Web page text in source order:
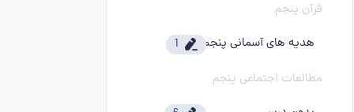
قرآن پنجم
هدیه های آسمانی پنجم
1
مطالعات اجتماعی پنجم